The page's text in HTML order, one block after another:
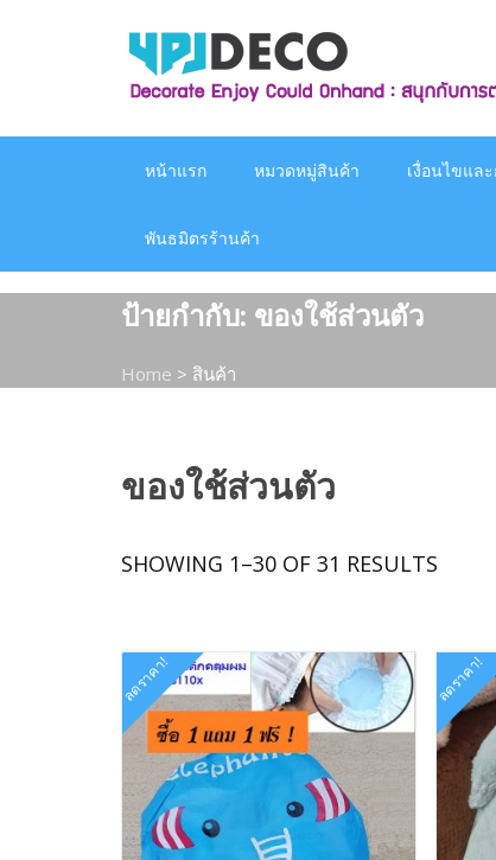
หน้าแรก หมวดหมู่สินค้า เงื่อนไขแล
พันธมิตรร้านค้า
ป้ายกำกับ: ของใช้ส่วนตัว
Home > สินค้า
ของใช้ส่วนตัว
SHOWING 1–30 OF 31 RESULTS
ลดราคา! ลดราคา!